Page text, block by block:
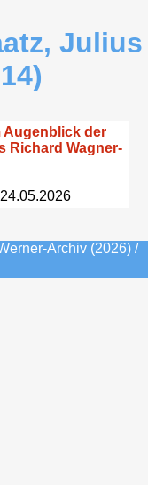
Julius
Augenblick der
Richard Wagner-
Archiv (2026) /